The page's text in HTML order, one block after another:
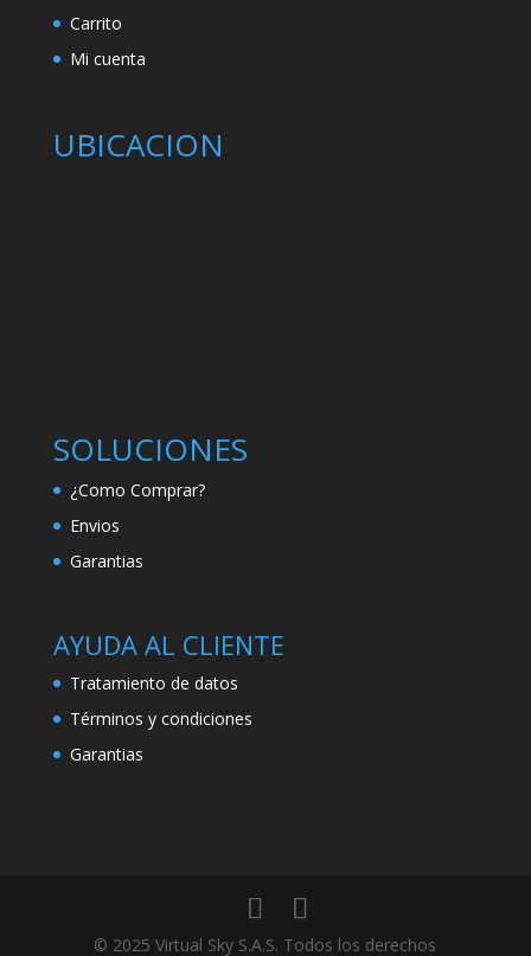
Carrito
Mi cuenta
UBICACION
SOLUCIONES
¿Como Comprar?
Envios
Garantias
AYUDA AL CLIENTE
Tratamiento de datos
Términos y condiciones
Garantias
© 2025 Virtual Sky S.A.S. Todos los derechos